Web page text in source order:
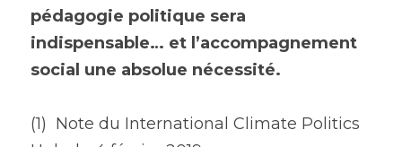
pédagogie politique sera
indispensable… et l’accompagnement
social une absolue nécessité.
(1)  Note du International Climate Politics